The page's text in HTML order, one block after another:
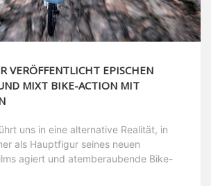
VERÖFFENTLICHT EPISCHEN
MIXT BIKE-ACTION MIT
uns in eine alternative Realität, in
als Hauptfigur seines neuen
agiert und atemberaubende Bike-